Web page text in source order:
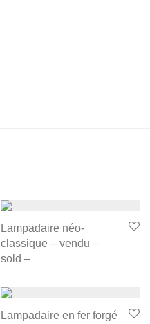
Lampadaire néo-
classique – vendu –
sold –
Lampadaire en fer forgé